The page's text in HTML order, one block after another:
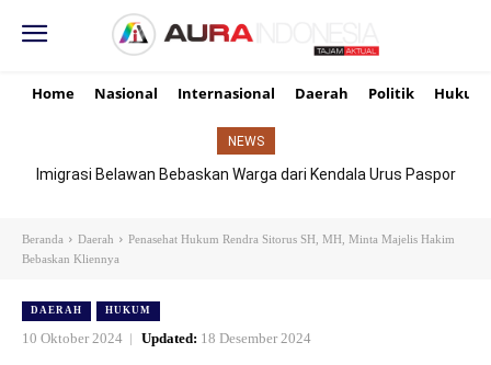
Home Nasional Internasional Daerah Politik Hukum
NEWS
Imigrasi Belawan Bebaskan Warga dari Kendala Urus Paspor
Beranda Daerah
Penasehat Hukum Rendra Sitorus SH, MH, Minta Majelis Hakim
Bebaskan Kliennya
DAERAH HUKUM
10 Oktober 2024 Updated: 18 Desember 2024